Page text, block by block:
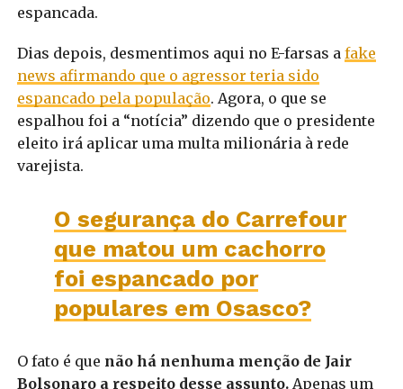
espancada.
Dias depois, desmentimos aqui no E-farsas a fake
news afirmando que o agressor teria sido
espancado pela população. Agora, o que se
espalhou foi a “notícia” dizendo que o presidente
eleito irá aplicar uma multa milionária à rede
varejista.
O segurança do Carrefour
que matou um cachorro
foi espancado por
populares em Osasco?
O fato é que não há nenhuma menção de Jair
Bolsonaro a respeito desse assunto.Apenas um